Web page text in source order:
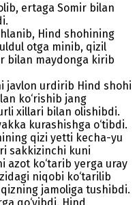
ertaga Somir bilan
Hind shohining
otga minib, qizil
bilan maydonga kirib
javlon urdirib Hind shohi
ko‘rishib jang
xillari bilan olishibdi.
kurashishga o‘tibdi.
qizi yetti kecha-yu
sakkizinchi kuni
azot ko‘tarib yerga uray
niqobi ko‘tarilib
jamoliga tushibdi.
qo‘yibdi. Hind